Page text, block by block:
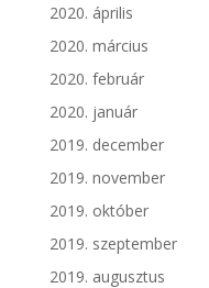
2020. április
2020. március
2020. február
2020. január
2019. december
2019. november
2019. október
2019. szeptember
2019. augusztus